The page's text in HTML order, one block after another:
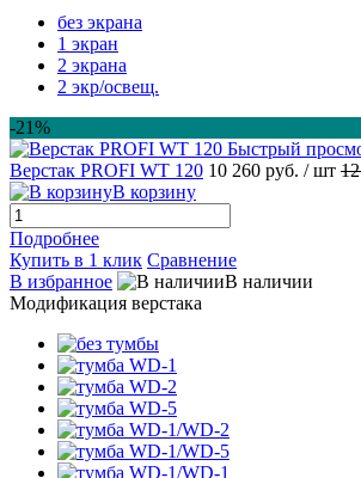
без экрана
1 экран
2 экрана
2 экр/освещ.
-21%
Быстрый
Верстак PROFI WT 120 10 260 руб. / шт
В корзину
Подробнее
Купить в 1 клик Сравнение
В избранное
В наличии
Модификация верстака